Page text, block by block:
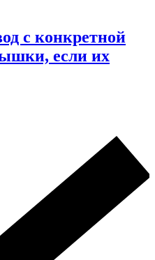
с конкретной
если их